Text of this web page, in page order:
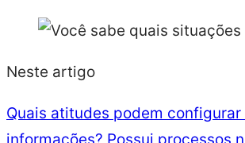
Neste artigo
Quais atitudes podem configurar